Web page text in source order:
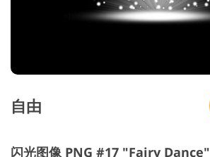
自由
闪光图像 PNG #17 "Fairy Dance"